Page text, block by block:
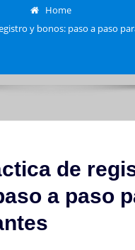
Home
y bonos: paso a paso
de
a paso